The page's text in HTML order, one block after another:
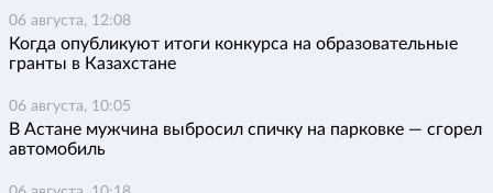
06 августа, 12:08
Когда опубликуют итоги конкурса на образовательные
гранты в Казахстане
06 августа, 10:05
В Астане мужчина выбросил спичку на парковке — сгорел
автомобиль